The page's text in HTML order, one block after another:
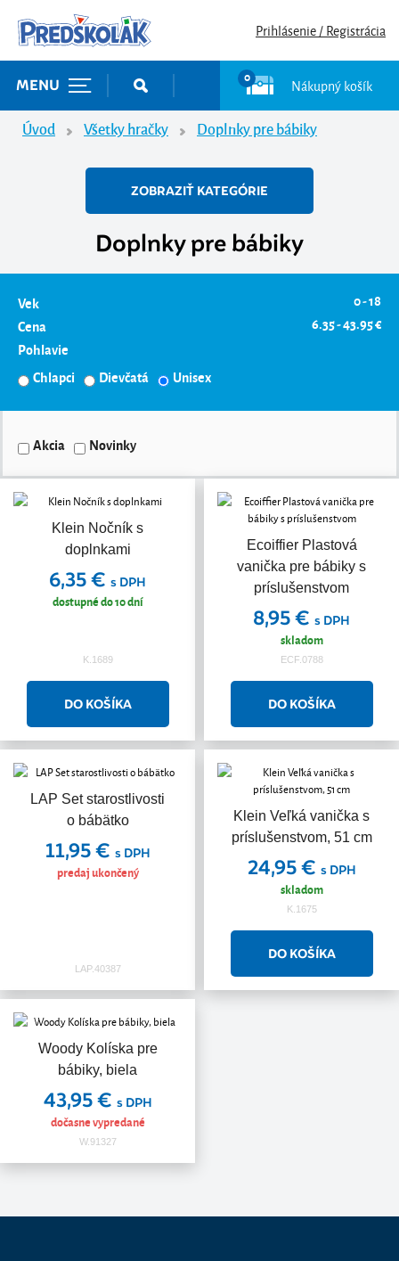
Prihlásenie / Registrácia
MENU 0 Nákupný košík
Úvod Všetky hračky Doplnky pre bábiky
ZOBRAZIŤ KATEGÓRIE
Doplnky pre bábiky
Vek
0 - 18
Cena
6.35 - 43.95 €
Pohlavie
Chlapci
Dievčatá Unisex
Akcia Novinky
Klein Nočník s
doplnkami
6,35 € s DPH
dostupné do 10 dní
K.1689
Ecoiffier Plastová
vanička pre bábiky s
príslušenstvom
8,95 € s DPH
skladom
ECF.0788
LAP Set starostlivosti
o bábätko
11,95 € s DPH
predaj ukončený
LAP.40387
Klein Veľká vanička s
príslušenstvom, 51 cm
24,95 € s DPH
skladom
K.1675
Woody Kolíska pre
bábiky, biela
43,95 € s DPH
dočasne vypredané
W.91327